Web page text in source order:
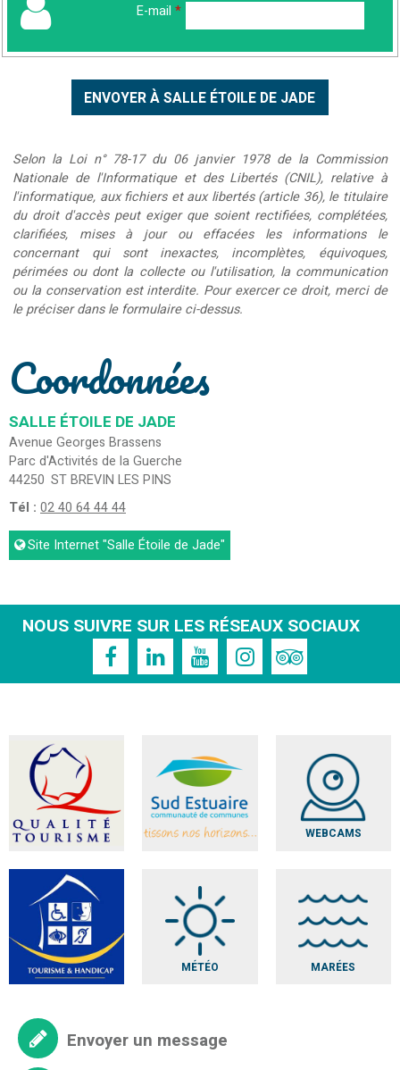
E-mail *
Selon la Loi n° 78-17 du 06 janvier 1978 de la Commission
Nationale de l'Informatique et des Libertés (CNIL), relative à
l'informatique, aux fichiers et aux libertés (article 36), le titulaire
du droit d'accès peut exiger que soient rectifiées, complétées,
clarifiées, mises à jour ou effacées les informations le
concernant qui sont inexactes, incomplètes, équivoques,
périmées ou dont la collecte ou l'utilisation, la communication
ou la conservation est interdite. Pour exercer ce droit, merci de
le préciser dans le formulaire ci-dessus.
Coordonnées
SALLE ÉTOILE DE JADE
Avenue Georges Brassens
Parc d'Activités de la Guerche
44250 ST BREVIN LES PINS
Tél : 02 40 64 44 44
Site Internet"Salle Étoile de Jade"
NOUS SUIVRE SUR LES RÉSEAUX SOCIAUX
WEBCAMS
MÉTÉO MARÉES
Envoyer un message